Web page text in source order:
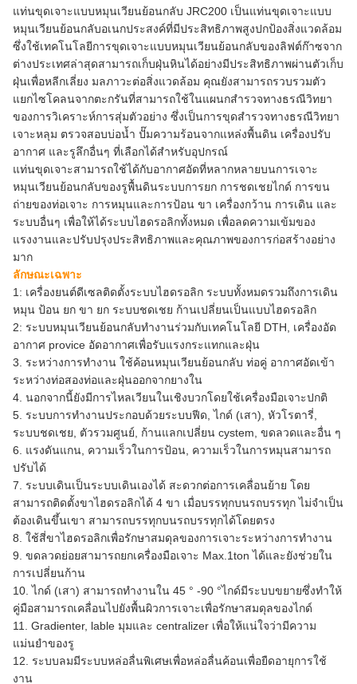
แท่นขุดเจาะแบบหมุนเวียนย้อนกลับ JRC200 เป็นแท่นขุดเจาะแบบ
หมุนเวียนย้อนกลับอเนกประสงค์ที่มีประสิทธิภาพสูงปกป้องสิ่งแวดล้อม
ซึ่งใช้เทคโนโลยีการขุดเจาะแบบหมุนเวียนย้อนกลับของลิฟต์ก๊าซจาก
ต่างประเทศล่าสุดสามารถเก็บฝุ่นหินได้อย่างมีประสิทธิภาพผ่านตัวเก็บ
ฝุ่นเพื่อหลีกเลี่ยง มลภาวะต่อสิ่งแวดล้อม คุณยังสามารถรวบรวมตัว
แยกไซโคลนจากตะกรันที่สามารถใช้ในแผนกสำรวจทางธรณีวิทยา
ของการวิเคราะห์การสุ่มตัวอย่าง ซึ่งเป็นการขุดสำรวจทางธรณีวิทยา
เจาะหลุม ตรวจสอบบ่อน้ำ ปั๊มความร้อนจากแหล่งพื้นดิน เครื่องปรับ
อากาศ และรูลึกอื่นๆ ที่เลือกได้สำหรับอุปกรณ์
แท่นขุดเจาะสามารถใช้ได้กับอากาศอัดที่หลากหลายบนการเจาะ
หมุนเวียนย้อนกลับของรูพื้นดินระบบการยก การชดเชยไกด์ การขน
ถ่ายของท่อเจาะ การหมุนและการป้อน ขา เครื่องกว้าน การเดิน และ
ระบบอื่นๆ เพื่อให้ได้ระบบไฮดรอลิกทั้งหมด เพื่อลดความเข้มของ
แรงงานและปรับปรุงประสิทธิภาพและคุณภาพของการก่อสร้างอย่าง
มาก
ลักษณะเฉพาะ
1: เครื่องยนต์ดีเซลติดตั้งระบบไฮดรอลิก ระบบทั้งหมดรวมถึงการเดิน
หมุน ป้อน ยก ขา ยก ระบบชดเชย ก้านเปลี่ยนเป็นแบบไฮดรอลิก
2: ระบบหมุนเวียนย้อนกลับทำงานร่วมกับเทคโนโลยี DTH, เครื่องอัด
อากาศ provice อัดอากาศเพื่อรับแรงกระแทกและฝุ่น
3. ระหว่างการทำงาน ใช้ค้อนหมุนเวียนย้อนกลับ ท่อคู่ อากาศอัดเข้า
ระหว่างท่อสองท่อและฝุ่นออกจากยางใน
4. นอกจากนี้ยังมีการไหลเวียนในเชิงบวกโดยใช้เครื่องมือเจาะปกติ
5. ระบบการทำงานประกอบด้วยระบบฟีด, ไกด์ (เสา), หัวโรตารี่,
ระบบชดเชย, ตัวรวมศูนย์, ก้านแลกเปลี่ยน cystem, ขดลวดและอื่น ๆ
6. แรงดันแกน, ความเร็วในการป้อน, ความเร็วในการหมุนสามารถ
ปรับได้
7. ระบบเดินเป็นระบบเดินเองได้ สะดวกต่อการเคลื่อนย้าย โดย
สามารถติดตั้งขาไฮดรอลิกได้ 4 ขา เมื่อบรรทุกบนรถบรรทุก ไม่จำเป็น
ต้องเดินขึ้นเขา สามารถบรรทุกบนรถบรรทุกได้โดยตรง
8. ใช้สี่ขาไฮดรอลิกเพื่อรักษาสมดุลของการเจาะระหว่างการทำงาน
9. ขดลวดย่อยสามารถยกเครื่องมือเจาะ Max.1ton ได้และยังช่วยใน
การเปลี่ยนก้าน
10. ไกด์ (เสา) สามารถทำงานใน 45 ° -90 °ไกด์มีระบบขยายซึ่งทำให้
คู่มือสามารถเคลื่อนไปยังพื้นผิวการเจาะเพื่อรักษาสมดุลของไกด์
11. Gradienter, lable มุมและ centralizer เพื่อให้แน่ใจว่ามีความ
แม่นยำของรู
12. ระบบลมมีระบบหล่อลื่นพิเศษเพื่อหล่อลื่นค้อนเพื่อยืดอายุการใช้
งาน